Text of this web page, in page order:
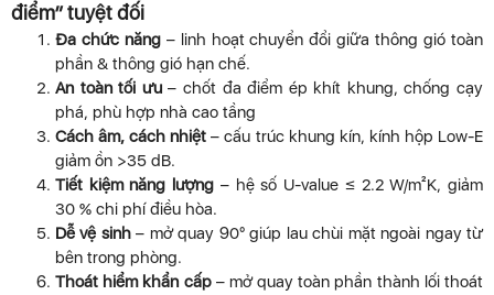
điểm” tuyệt đối
Đa chức năng– linh hoạt chuyển đổi giữa thông gió toàn
phần & thông gió hạn chế.
An toàn tối ưu– chốt đa điểm ép khít khung, chống cạy
phá, phù hợp nhà cao tầng
Cách âm, cách nhiệt – cấu trúc khung kín, kính hộp Low-E
giảm ồn >35 dB.
Tiết kiệm năng lượng – hệ số U-value ≤ 2.2 W/m²K, giảm
30 % chi phí điều hòa.
Dễ vệ sinh– mở quay 90° giúp lau chùi mặt ngoài ngay từ
bên trong phòng.
Thoát hiểm khẩn cấp– mở quay toàn phần thành lối thoát